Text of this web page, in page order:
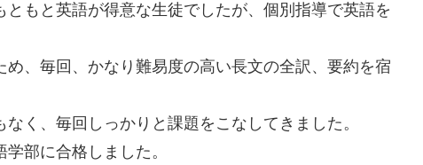
もと英語が得意な生徒でしたが、個別指導で英語を
、毎回、かなり難易度の高い長文の全訳、要約を宿
く、毎回しっかりと課題をこなしてきました。
部に合格しました。